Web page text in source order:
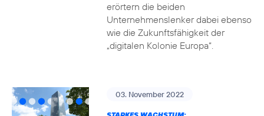
erörtern die beiden
Unternehmenslenker dabei ebenso
wie die Zukunftsfähigkeit der
„digitalen Kolonie Europa“.
03. November 2022